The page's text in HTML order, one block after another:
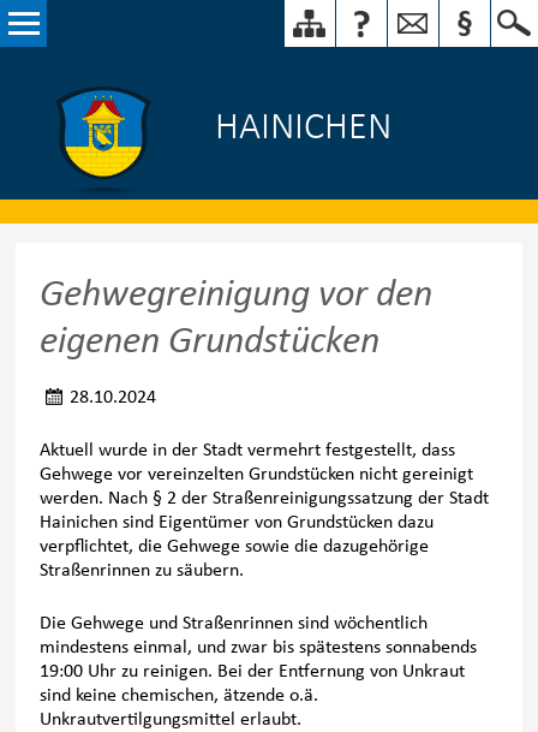
HAINICHEN
Gehwegreinigung vor den
eigenen Grundstücken
28.10.2024
Aktuell wurde in der Stadt vermehrt festgestellt, dass
Gehwege vor vereinzelten Grundstücken nicht gereinigt
werden. Nach § 2 der Straßenreinigungssatzung der Stadt
Hainichen sind Eigentümer von Grundstücken dazu
verpflichtet, die Gehwege sowie die dazugehörige
Straßenrinnen zu säubern.
Die Gehwege und Straßenrinnen sind wöchentlich
mindestens einmal, und zwar bis spätestens sonnabends
19:00 Uhr zu reinigen. Bei der Entfernung von Unkraut
sind keine chemischen, ätzende o.ä.
Unkrautvertilgungsmittel erlaubt.